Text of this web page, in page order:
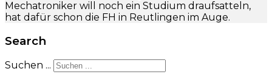
Mechatroniker will noch ein Studium draufsatteln,
hat dafür schon die FH in Reutlingen im Auge.
Search
Suchen ...